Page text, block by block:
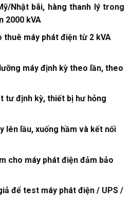
Nhật bãi, hàng thanh lý trong
2000 kVA
thuê máy phát điện từ 2 kVA
máy định kỳ theo lần, theo
tư định kỳ, thiết bị hư hỏng
lên lầu, xuống hầm và kết nối
cho máy phát điện đảm bảo
để test máy phát điện / UPS /